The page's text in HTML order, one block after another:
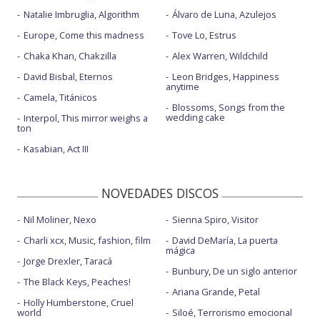
Natalie Imbruglia, Algorithm
Europe, Come this madness
Chaka Khan, Chakzilla
David Bisbal, Eternos
Camela, Titánicos
Interpol, This mirror weighs a
ton
Kasabian, Act III
Álvaro de Luna, Azulejos
Tove Lo, Estrus
Alex Warren, Wildchild
Leon Bridges, Happiness
anytime
Blossoms, Songs from the
wedding cake
NOVEDADES DISCOS
Nil Moliner, Nexo
Charli xcx, Music, fashion, film
Jorge Drexler, Taracá
The Black Keys, Peaches!
Holly Humberstone, Cruel
world
Sienna Spiro, Visitor
David DeMaría, La puerta
mágica
Bunbury, De un siglo anterior
Ariana Grande, Petal
Siloé, Terrorismo emocional